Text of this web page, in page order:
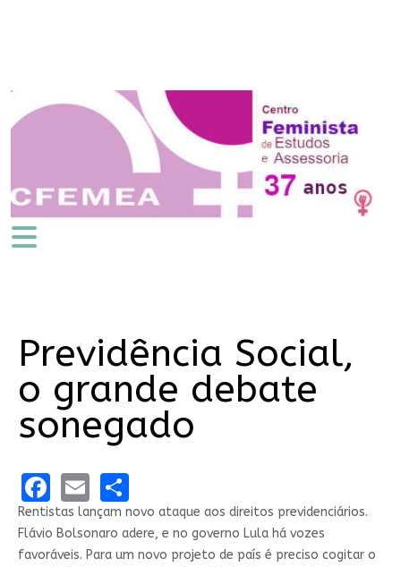
Previdência Social,
o grande debate
sonegado
Facebook
EmailShare
Rentistas lançam novo ataque aos direitos previdenciários.
Flávio Bolsonaro adere, e no governo Lula há vozes
favoráveis. Para um novo projeto de país é preciso cogitar o